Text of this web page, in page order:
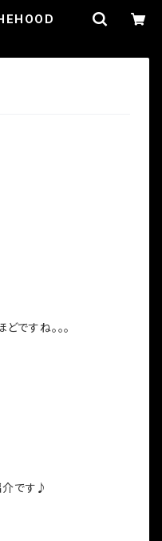
ですね。。。
介です♪